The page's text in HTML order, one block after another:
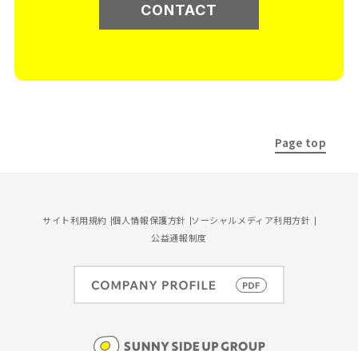
CONTACT
Page top
サイト利用規約 個人情報保護方針 ソーシャルメディア利用方針
公益通報制度